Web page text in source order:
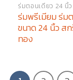
ร่มตอนเดียว 24 นิ้
ร่มพรีเมียม ร่ม
ขนาด 24 นิ้ว ส
ทอง